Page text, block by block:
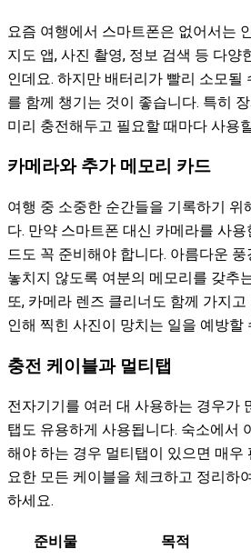
요즘 여행에서 스마트폰은 없어서는
지도 앱, 사진 촬영, 정보 검색 등 다양
인데요. 하지만 배터리가 빨리 소모될
를 함께 챙기는 것이 좋습니다. 특히
미리 충전해두고 필요할 때마다 사용
카메라와 추가 메모리 카드
여행 중 소중한 순간들을 기록하기 위
다. 만약 스마트폰 대신 카메라를 사
드도 꼭 준비해야 합니다. 아름다운
놓치지 않도록 여분의 메모리를 갖추
또, 카메라 렌즈 클리너도 함께 가지
인해 찍힌 사진이 망치는 일을 예방할
충전 케이블과 멀티탭
전자기기를 여러 대 사용하는 경우가
탭도 유용하게 사용됩니다. 숙소에서
해야 하는 경우 멀티탭이 있으면 매우
요한 모든 케이블을 체크하고 정리하
하세요.
준비물 목적